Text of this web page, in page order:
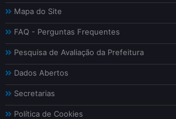
Mapa do Site
FAQ - Perguntas Frequentes
Pesquisa de Avaliação da Prefeitura
Dados Abertos
Secretarias
Política de Cookies